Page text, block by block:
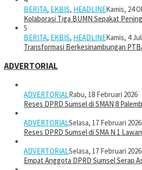
BERITA, EKBIS, HEADLINEKamis, 24
Kolaborasi Tiga BUMN Sepakat
5
BERITA, EKBIS, HEADLINEKamis, 4
Transformasi Berkesinambungan
ADVERTORIAL
ADVERTORIALRabu, 18 Februari 2026
Reses DPRD Sumsel di SMAN 8
ADVERTORIALSelasa, 17 Februari 2026
Reses DPRD Sumsel di SMA N 1
ADVERTORIALSelasa, 17 Februari 2026
Empat Anggota DPRD Sumsel Serap